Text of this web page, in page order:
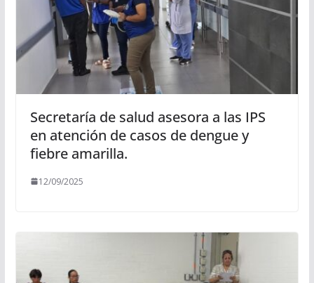
Secretaría de salud asesora a las IPS
en atención de casos de dengue y
fiebre amarilla.
12/09/2025